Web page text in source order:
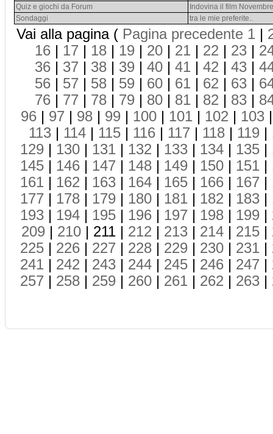
Quiz e giochi da Forum
Indovina il film
Sondaggi
tra le mie preferite..
Vai alla pagina ( Pagina precedente 1 |
16 | 17 | 18 | 19 | 20 | 21 | 22 | 23 |
36 | 37 | 38 | 39 | 40 | 41 | 42 | 43 |
56 | 57 | 58 | 59 | 60 | 61 | 62 | 63 |
76 | 77 | 78 | 79 | 80 | 81 | 82 | 83 |
96 | 97 | 98 | 99 | 100 | 101 | 102 | 103
113 | 114 | 115 | 116 | 117 | 118 | 119 |
129 | 130 | 131 | 132 | 133 | 134 | 135 |
145 | 146 | 147 | 148 | 149 | 150 | 151 |
161 | 162 | 163 | 164 | 165 | 166 | 167 |
177 | 178 | 179 | 180 | 181 | 182 | 183 |
193 | 194 | 195 | 196 | 197 | 198 | 199 |
209 | 210 | 211 | 212 | 213 | 214 | 215 |
225 | 226 | 227 | 228 | 229 | 230 | 231 |
241 | 242 | 243 | 244 | 245 | 246 | 247 |
257 | 258 | 259 | 260 | 261 | 262 | 263 |